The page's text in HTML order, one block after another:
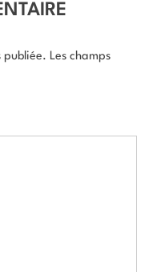
publiée. Les champs